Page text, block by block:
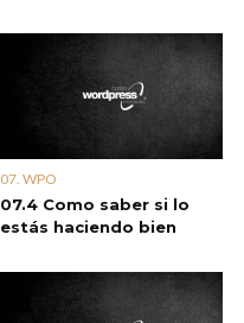
07. WPO
07.4 Como saber si lo
estás haciendo bien